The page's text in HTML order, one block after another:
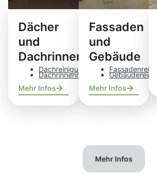
Dächer
und
Dachrinnen
Dachreinigung
Dachrinnenreinigung
Mehr Infos
Fassaden
und
Gebäude
Mehr Infos
Mehr Infos